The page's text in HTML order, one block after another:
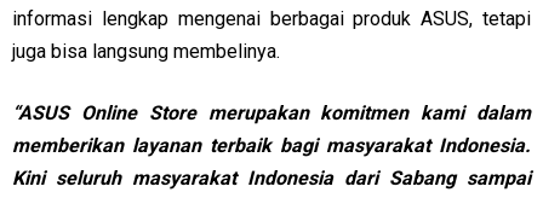
informasi lengkap mengenai berbagai produk ASUS, tetapi
juga bisa langsung membelinya.
“ASUS Online Store merupakan komitmen kami dalam
memberikan layanan terbaik bagi masyarakat Indonesia.
Kini seluruh masyarakat Indonesia dari Sabang sampai